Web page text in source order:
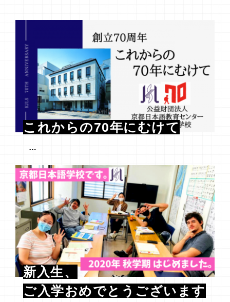
これからの70年にむけて
…
新入生、
ご入学おめでとうございます